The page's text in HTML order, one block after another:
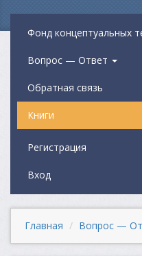
Фонд концептуальных
Вопрос — Ответ
Обратная связь
Книги
Регистрация
Вход
Главная Вопрос —